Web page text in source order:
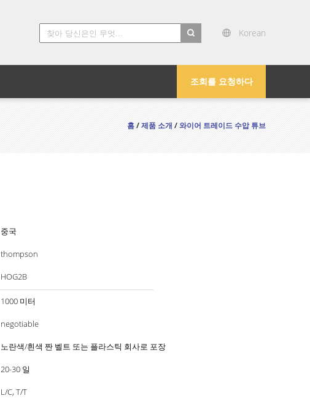
Korean
조회를 요청하다
홈/제품 소개/와이어 트레이드 수압 튜브
중국
thompson
HOG2B
1000 미터
negotiable
노란색/흰색 짠 벨트 또는 플라스틱 회사로 포장
20-30 일
L/C, T/T